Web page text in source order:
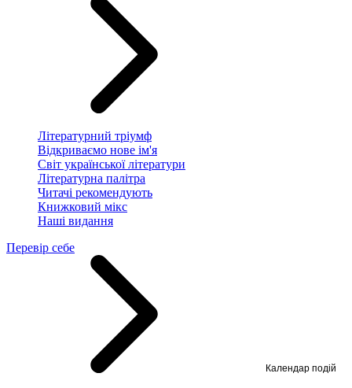
Літературний тріумф
Відкриваємо нове ім'я
Світ української літератури
Літературна палітра
Читачі рекомендують
Книжковий мікс
Наші видання
Перевір себе
Календар подій